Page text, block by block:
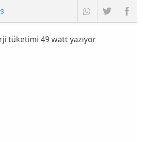
tüketimi 49 watt yazıyor